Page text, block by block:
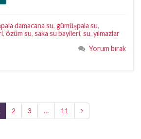
damacana su, gümüşpala su,
, özüm su, saka su bayileri, su, yılmazlar
Yorum bırak
2 3 … 11